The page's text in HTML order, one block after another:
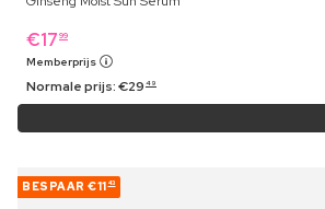
€17 99
Memberprijs
Normale prijs:€29 49
BESPAAR €11 43